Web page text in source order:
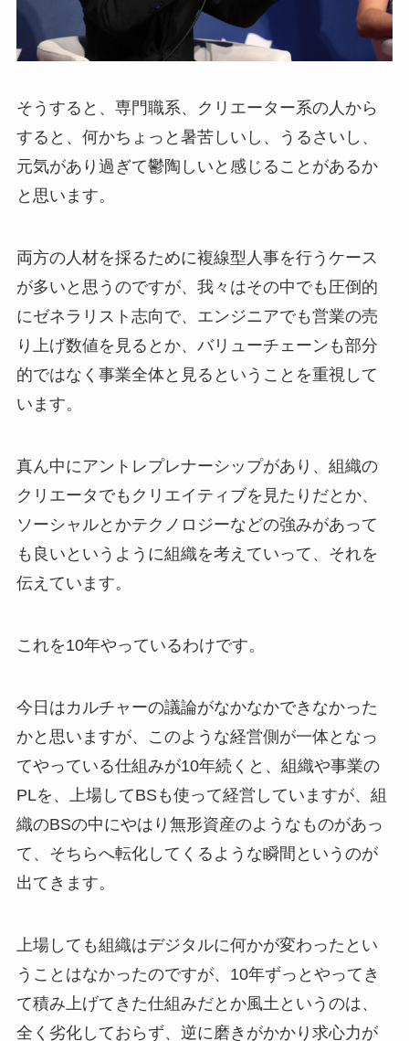
そうすると、専門職系、クリエーター系の人から
すると、何かちょっと暑苦しいし、うるさいし、
元気があり過ぎて鬱陶しいと感じることがあるか
と思います。
両方の人材を採るために複線型人事を行うケース
が多いと思うのですが、我々はその中でも圧倒的
にゼネラリスト志向で、エンジニアでも営業の売
り上げ数値を見るとか、バリューチェーンも部分
的ではなく事業全体と見るということを重視して
います。
真ん中にアントレプレナーシップがあり、組織の
クリエータでもクリエイティブを見たりだとか、
ソーシャルとかテクノロジーなどの強みがあって
も良いというように組織を考えていって、それを
伝えています。
これを10年やっているわけです。
今日はカルチャーの議論がなかなかできなかった
かと思いますが、このような経営側が一体となっ
てやっている仕組みが10年続くと、組織や事業の
PLを、上場してBSも使って経営していますが、組
織のBSの中にやはり無形資産のようなものがあっ
て、そちらへ転化してくるような瞬間というのが
出てきます。
上場しても組織はデジタルに何かが変わったとい
うことはなかったのですが、10年ずっとやってき
て積み上げてきた仕組みだとか風土というのは、
全く劣化しておらず、逆に磨きがかかり求心力が